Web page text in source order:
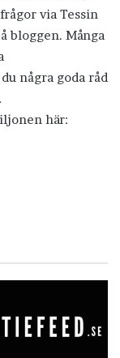
via Tessin
bloggen. Många
några goda råd
här: